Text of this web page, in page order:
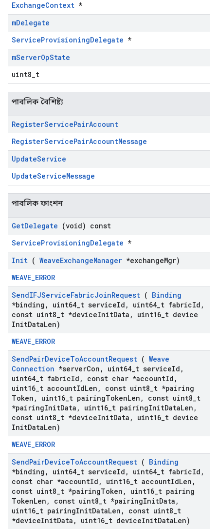
ExchangeContext *
mDelegate
ServiceProvisioningDelegate *
mServerOpState
uint8_t
পাবলিক বৈশিষ্ট্য
RegisterServicePairAccount
RegisterServicePairAccountMessage
UpdateService
UpdateServiceMessage
পাবলিক ফাংশন
GetDelegate (void) const
ServiceProvisioningDelegate *
Init ( WeaveExchangeManager *exchangeMgr)
WEAVE_ERROR
SendIFJServiceFabricJoinRequest ( Binding
*binding , uint64 t serviceId , uint64 t fabricId ,
const uint8 t *deviceInitData , uint16 t device
InitDataLen)
WEAVE_ERROR
SendPairDeviceToAccountRequest ( Weave
Connection *serverCon , uint64 t serviceId ,
uint64 t fabricId , const char *accountId ,
uint16 t accountIdLen , const uint8 t *pairing
Token , uint16 t pairingTokenLen , const uint8 t
*pairingInitData , uint16 t pairingInitDataLen ,
const uint8 t *deviceInitData , uint16 t device
InitDataLen)
WEAVE_ERROR
SendPairDeviceToAccountRequest ( Binding
*binding , uint64 t serviceId , uint64 t fabricId ,
const char *accountId , uint16 t accountIdLen ,
const uint8 t *pairingToken , uint16 t pairing
TokenLen , const uint8 t *pairingInitData ,
uint16 t pairingInitDataLen , const uint8 t
*deviceInitData , uint16 t deviceInitDataLen)